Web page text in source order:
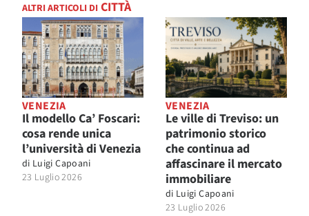
ALTRI ARTICOLI DI CITTÀ
VENEZIA
Il modello Ca’ Foscari:
cosa rende unica
l’università di Venezia
di Luigi Capoani
23 Luglio 2026
VENEZIA
Le ville di Treviso: un
patrimonio storico
che continua ad
affascinare il mercato
immobiliare
di Luigi Capoani
23 Luglio 2026